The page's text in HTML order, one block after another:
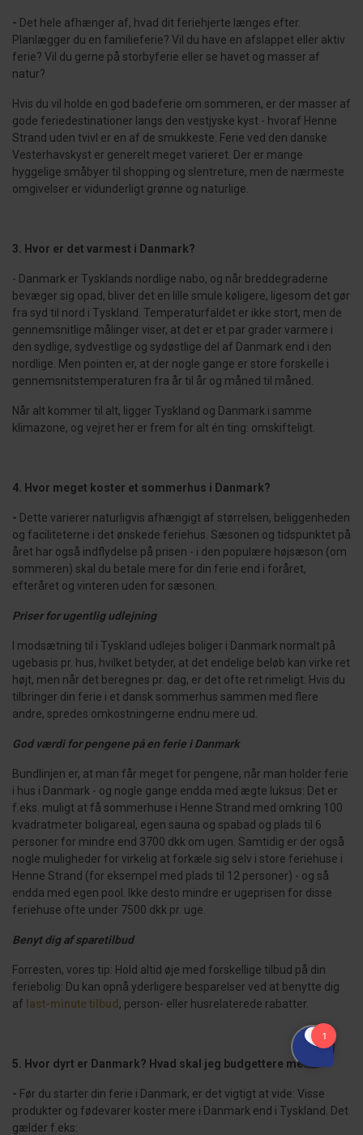
- Det hele afhænger af, hvad dit feriehjerte længes efter.
Planlægger du en familieferie? Vil du have en afslappet eller aktiv
ferie? Vil du gerne på storbyferie eller se havet og masser af
natur?
Hvis du vil holde en god badeferie om sommeren, er der masser af
gode feriedestinationer langs den vestjyske kyst - hvoraf Henne
Strand uden tvivl er en af de smukkeste. Ferie ved den danske
Vesterhavskyst er generelt meget varieret. Der er mange
hyggelige småbyer til shopping og slentreture, men de nærmeste
omgivelser er vidunderligt grønne og naturlige.
3. Hvor er det varmest i Danmark?
- Danmark er Tysklands nordlige nabo, og når breddegraderne
bevæger sig opad, bliver det en lille smule køligere, ligesom det gør
fra syd til nord i Tyskland. Temperaturfaldet er ikke stort, men de
gennemsnitlige målinger viser, at det er et par grader varmere i
den sydlige, sydvestlige og sydøstlige del af Danmark end i den
nordlige. Men pointen er, at der nogle gange er store forskelle i
gennemsnitstemperaturen fra år til år og måned til måned.
Når alt kommer til alt, ligger Tyskland og Danmark i samme
klimazone, og vejret her er frem for alt én ting: omskifteligt.
4. Hvor meget koster et sommerhus i Danmark?
- Dette varierer naturligvis afhængigt af størrelsen, beliggenheden
og faciliteterne i det ønskede feriehus. Sæsonen og tidspunktet på
året har også indflydelse på prisen - i den populære højsæson (om
sommeren) skal du betale mere for din ferie end i foråret,
efteråret og vinteren uden for sæsonen.
Priser for ugentlig udlejning
I modsætning til i Tyskland udlejes boliger i Danmark normalt på
ugebasis pr. hus, hvilket betyder, at det endelige beløb kan virke ret
højt, men når det beregnes pr. dag, er det ofte ret rimeligt. Hvis du
tilbringer din ferie i et dansk sommerhus sammen med flere
andre, spredes omkostningerne endnu mere ud.
God værdi for pengene på en ferie i Danmark
Bundlinjen er, at man får meget for pengene, når man holder ferie
i hus i Danmark - og nogle gange endda med ægte luksus: Det er
f.eks. muligt at få sommerhuse i Henne Strand med omkring 100
kvadratmeter boligareal, egen sauna og spabad og plads til 6
personer for mindre end 3700 dkk om ugen. Samtidig er der også
nogle muligheder for virkelig at forkæle sig selv i store feriehuse i
Henne Strand (for eksempel med plads til 12 personer) - og så
endda med egen pool. Ikke desto mindre er ugeprisen for disse
feriehuse ofte under 7500 dkk pr. uge.
Benyt dig af sparetilbud
Forresten, vores tip: Hold altid øje med forskellige tilbud på din
feriebolig: Du kan opnå yderligere besparelser ved at benytte dig
af last-minute tilbud , person- eller husrelaterede rabatter.
5. Hvor dyrt er Danmark? Hvad skal jeg budgettere med?
- Før du starter din ferie i Danmark, er det vigtigt at vide: Visse
produkter og fødevarer koster mere i Danmark end i Tyskland. Det
gælder f.eks: